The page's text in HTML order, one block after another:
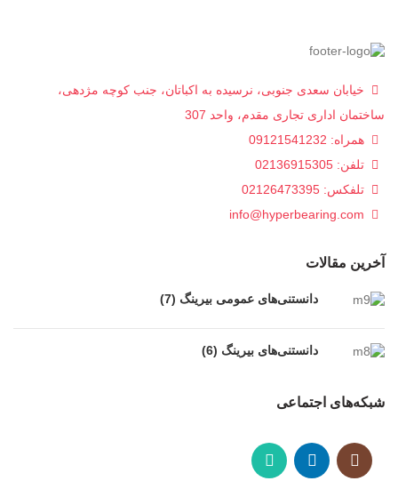
خیابان سعدی جنوبی، نرسیده به اکباتان، جنب کوچه مژدهی،
ساختمان اداری تجاری مقدم، واحد 307
همراه: 09121541232
تلفن: 02136915305
تلفکس: 02126473395
آخرین مقالات
دانستنی‌های عمومی بیرینگ (7)
دانستنی‌های بیرینگ (6)
شبکه‌های اجتماعی